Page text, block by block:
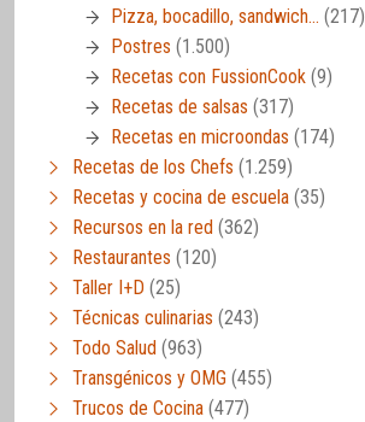
Pizza, bocadillo, sandwich… (217)
Postres (1.500)
Recetas con FussionCook (9)
Recetas de salsas (317)
Recetas en microondas (174)
Recetas de los Chefs (1.259)
Recetas y cocina de escuela (35)
Recursos en la red (362)
Restaurantes (120)
Taller I+D (25)
Técnicas culinarias (243)
Todo Salud (963)
Transgénicos y OMG (455)
Trucos de Cocina (477)